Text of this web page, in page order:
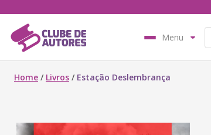
Menu
Home / Livros / Estação Deslembrança